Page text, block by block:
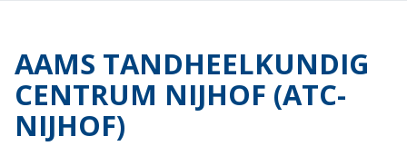
AAMS TANDHEELKUNDIG
CENTRUM NIJHOF (ATC-
NIJHOF)